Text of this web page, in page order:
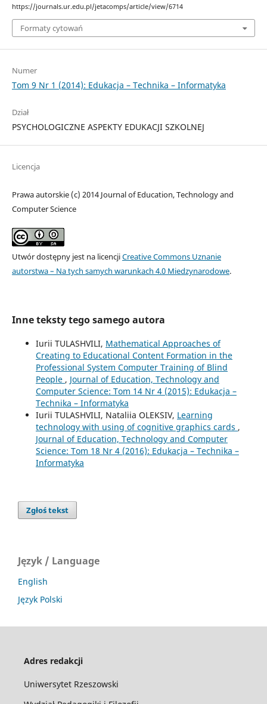
https://journals.ur.edu.pl/jetacomps/article/view/6714
Formaty cytowań
Numer
Tom 9 Nr 1 (2014): Edukacja – Technika – Informatyka
Dział
PSYCHOLOGICZNE ASPEKTY EDUKACJI SZKOLNEJ
Licencja
Prawa autorskie (c) 2014 Journal of Education, Technology and
Computer Science
Utwór dostępny jest na licencjiCreative Commons Uznanie
autorstwa – Na tych samych warunkach 4.0 Miedzynarodowe.
Inne teksty tego samego autora
Iurii TULASHVILI, Mathematical Approaches of
Creating to Educational Content Formation in the
Professional System Computer Training of Blind
People , Journal of Education, Technology and
Computer Science: Tom 14 Nr 4 (2015): Edukacja –
Technika – Informatyka
Iurii TULASHVILI, Nataliia OLEKSIV, Learning
technology with using of cognitive graphics cards ,
Journal of Education, Technology and Computer
Science: Tom 18 Nr 4 (2016): Edukacja – Technika –
Informatyka
Zgłoś tekst
Język / Language
English
Język Polski
Adres redakcji
Uniwersytet Rzeszowski